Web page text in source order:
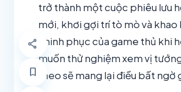
share
bookmark
trở thành một cuộc phiêu lưu
mới, khơi gợi trí tò mò và khao
chinh phục của game thủ khi
muốn thử nghiệm xem vị
theo sẽ mang lại điều bất ngờ